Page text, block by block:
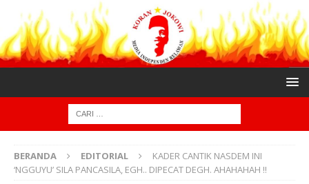
BERANDA EDITORIAL
KADER CANTIK NASDEM INI
‘NGGUYU’ SILA PANCASILA, EGH.. DIPECAT DEGH. AHAHAHAH !!